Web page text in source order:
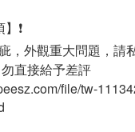
❗
，外觀重大問題，請
直接給予差評
file/tw-